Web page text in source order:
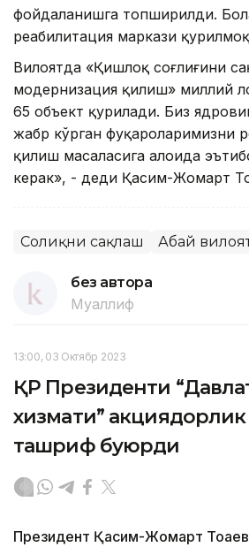
фойдаланишга топширилди.
реабилитация маркази
Вилоятда «Қишлоқ соғлиғини
модернизация қилиш» миллий
65 объект қурилади. Биз
жабр кўрган фуқароларимизни
қилиш масаласига алоҳида
керак», - деди Қасим-Жомарт
Соғлиқни сақлаш Абай
без автора
Муаллиф
13:00, 03 Октябр 2023
ҚР Президенти
хизмати”
ташриф буюрди
Президент Қасим-Жомарт